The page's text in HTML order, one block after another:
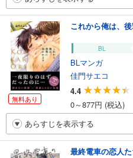
無料あり
これから俺は、
BL
BLマンガ
佳門サエコ
4.4
0～877円 (税込)
あらすじを表示する
最終電車の恋人